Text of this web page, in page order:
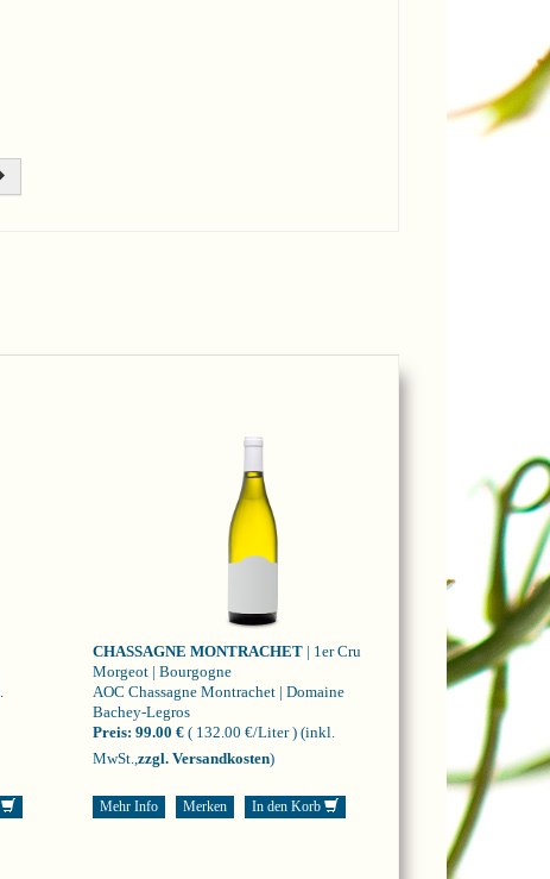
CHASSAGNE MONTRACHET | 1er Cru
Morgeot | Bourgogne
AOC Chassagne Montrachet | Domaine
Bachey-Legros
Preis: 99.00 € ( 132.00 €/Liter ) (inkl.
MwSt., zzgl. Versandkosten)
Mehr Info Merken In den Korb